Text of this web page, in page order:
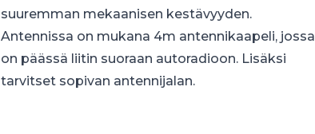
suuremman mekaanisen kestävyyden.
Antennissa on mukana 4m antennikaapeli, jossa
on päässä liitin suoraan autoradioon. Lisäksi
tarvitset sopivan antennijalan.